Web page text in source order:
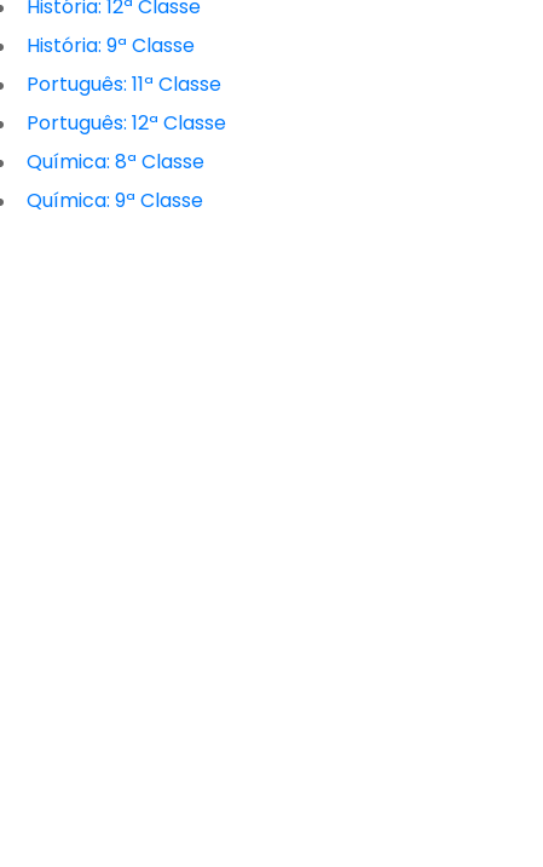
História: 12ª Classe
História: 9ª Classe
Português: 11ª Classe
Português: 12ª Classe
Química: 8ª Classe
Química: 9ª Classe